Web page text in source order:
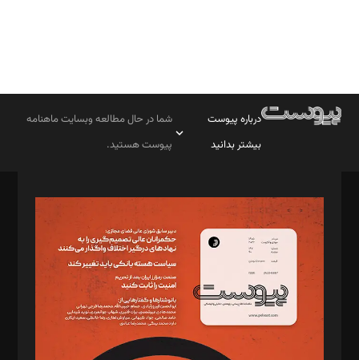
درباره پیوست
بیشتر بدانید
شما در حال مطالعه وبسایت ماهنامه
پیوست هستید.
مدیر مسئول: محمدباقر اثنی‌عشری
سردبیر: مهرک محمودی
دبیر تحریریه: میثم قاسمی
د‌بیر ناداستان: سمانه سمیع
د‌بیر خدمت و تجارت: ابوالفضل رجبی
د‌بیر حقوق فناوری: حسام‌الدین ایپکچی
د‌بیر پیوست جهان: مینا پاکدل